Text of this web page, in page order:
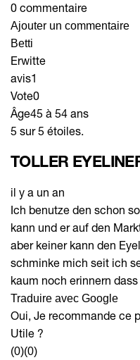
0 commentaire
Ajouter un commentaire
Betti
Erwitte
avis1
Vote0
Âge45 à 54 ans
5 sur 5 étoiles.
TOLLER
il y a un an
Ich benutze den schon
kann und er auf den
aber keiner kann den
schminke mich seit ich
kaum noch erinnern
Traduire avec Google
Oui, Je recommande ce
Utile ?
(0)(0)